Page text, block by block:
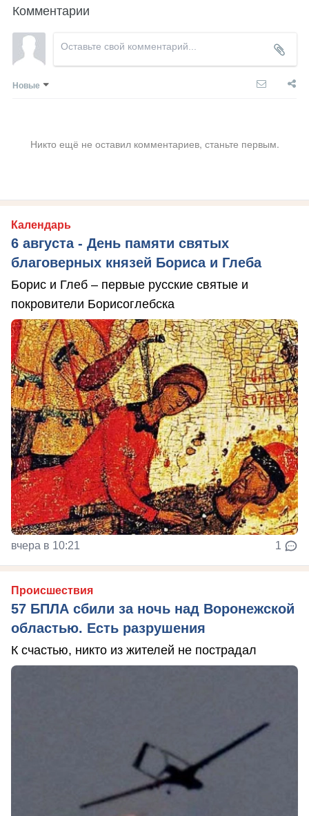
Комментарии
Новые
Никто ещё не оставил комментариев, станьте первым.
Календарь
6 августа - День памяти святых
благоверных князей Бориса и Глеба
Борис и Глеб – первые русские святые и
покровители Борисоглебска
вчера в 10:21 1
Происшествия
57 БПЛА сбили за ночь над Воронежской
областью. Есть разрушения
К счастью, никто из жителей не пострадал